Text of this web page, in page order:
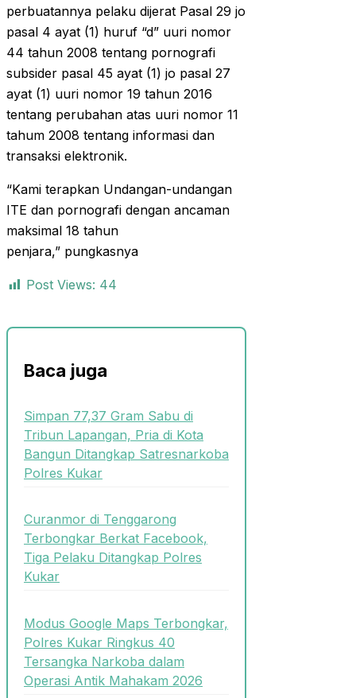
perbuatannya pelaku dijerat Pasal 29 jo
pasal 4 ayat (1) huruf “d” uuri nomor
44 tahun 2008 tentang pornografi
subsider pasal 45 ayat (1) jo pasal 27
ayat (1) uuri nomor 19 tahun 2016
tentang perubahan atas uuri nomor 11
tahum 2008 tentang informasi dan
transaksi elektronik.
“Kami terapkan Undangan-undangan
ITE dan pornografi dengan ancaman
maksimal 18 tahun
penjara,” pungkasnya
Post Views: 44
Baca juga
Simpan 77,37 Gram Sabu di
Tribun Lapangan, Pria di Kota
Bangun Ditangkap Satresnarkoba
Polres Kukar
Curanmor di Tenggarong
Terbongkar Berkat Facebook,
Tiga Pelaku Ditangkap Polres
Kukar
Modus Google Maps Terbongkar,
Polres Kukar Ringkus 40
Tersangka Narkoba dalam
Operasi Antik Mahakam 2026